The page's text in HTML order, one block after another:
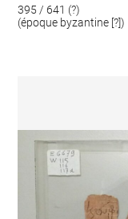
395 / 641 (?)
(époque byzantine [?])